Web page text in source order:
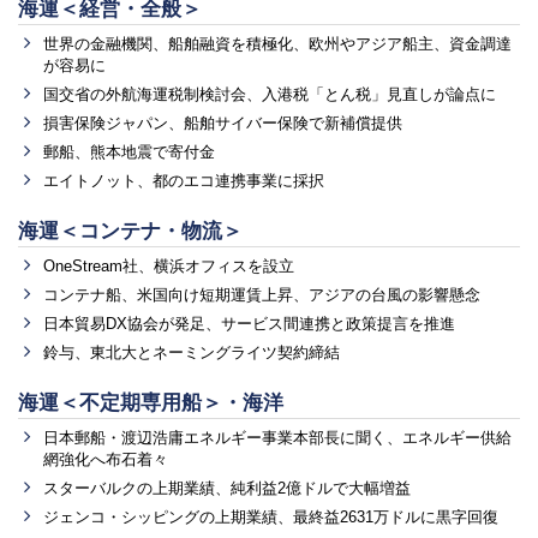
海運＜経営・全般＞
世界の金融機関、船舶融資を積極化、欧州やアジア船主、資金調達
が容易に
国交省の外航海運税制検討会、入港税「とん税」見直しが論点に
損害保険ジャパン、船舶サイバー保険で新補償提供
郵船、熊本地震で寄付金
エイトノット、都のエコ連携事業に採択
海運＜コンテナ・物流＞
OneStream社、横浜オフィスを設立
コンテナ船、米国向け短期運賃上昇、アジアの台風の影響懸念
日本貿易DX協会が発足、サービス間連携と政策提言を推進
鈴与、東北大とネーミングライツ契約締結
海運＜不定期専用船＞・海洋
日本郵船・渡辺浩庸エネルギー事業本部長に聞く、エネルギー供給
網強化へ布石着々
スターバルクの上期業績、純利益2億ドルで大幅増益
ジェンコ・シッピングの上期業績、最終益2631万ドルに黒字回復